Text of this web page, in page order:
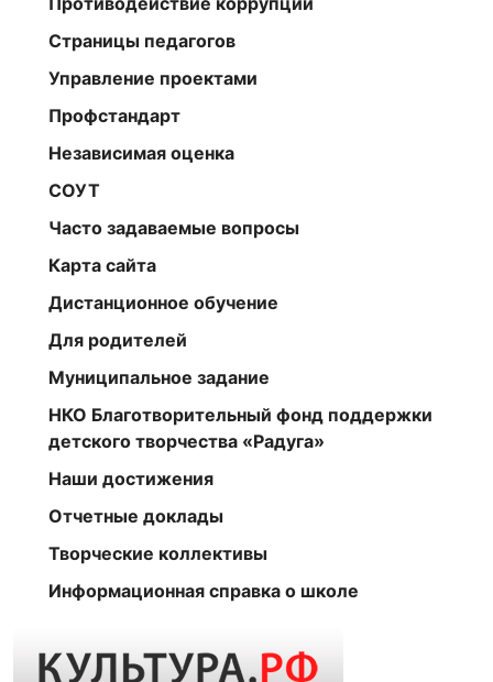
Страницы педагогов
Управление проектами
Профстандарт
Независимая оценка
СОУТ
Часто задаваемые вопросы
Карта сайта
Дистанционное обучение
Для родителей
Муниципальное задание
НКО Благотворительный фонд поддержки
детского творчества «Радуга»
Наши достижения
Отчетные доклады
Творческие коллективы
Информационная справка о школе